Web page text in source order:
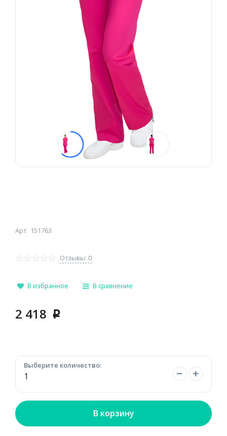
Арт 151763
Отзывы: 0
В избранное В сравнение
2 418 p
Выберите количество:
В корзину